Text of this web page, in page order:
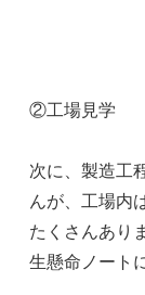
②工場見学
次に、製造工
んが、工場内
たくさんあり
生懸命ノート